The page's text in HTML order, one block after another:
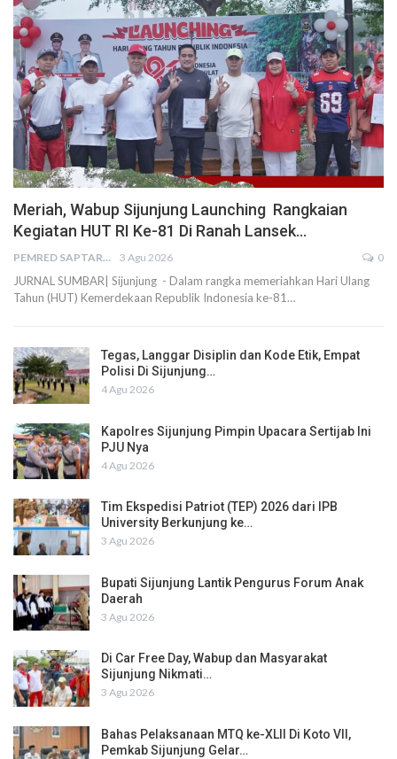
Meriah, Wabup Sijunjung Launching Rangkaian
Kegiatan HUT RI Ke-81 Di Ranah Lansek…
PEMRED SAPTARIUS 3 Agu 2026 0
JURNAL SUMBAR| Sijunjung - Dalam rangka memeriahkan Hari Ulang
Tahun (HUT) Kemerdekaan Republik Indonesia ke-81…
Tegas, Langgar Disiplin dan Kode Etik, Empat
Polisi Di Sijunjung…
4 Agu 2026
Kapolres Sijunjung Pimpin Upacara Sertijab Ini
PJU Nya
4 Agu 2026
Tim Ekspedisi Patriot (TEP) 2026 dari IPB
University Berkunjung ke…
3 Agu 2026
Bupati Sijunjung Lantik Pengurus Forum Anak
Daerah
3 Agu 2026
Di Car Free Day, Wabup dan Masyarakat
Sijunjung Nikmati…
3 Agu 2026
Bahas Pelaksanaan MTQ ke-XLII Di Koto VII,
Pemkab Sijunjung Gelar…